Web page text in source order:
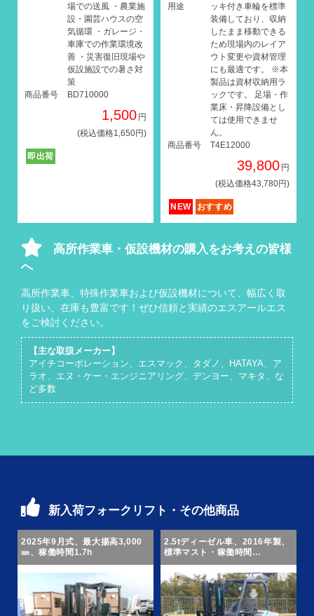
場での送風 ・農業施
設・園芸ハウスの空
気循環 ・ガレージ・
車庫での作業環境改
善 ・災害復旧現場や
仮設施設での暑さ対
策
商品番号
BD710000
1,500 円
(税込価格1,650円)
即出荷
用途
ッキ付き車輪を標準
装備しており、収納
したまま移動できる
ため現場内のレイア
ウト変更や資材管理
にも最適です。 ※本
製品は資材収納用ラ
ックです。 足場・作
業床・昇降設備とし
ては使用できませ
ん。
商品番号
T4E12000
39,800 円
(税込価格43,780円)
NEW おすすめ
高所作業車・仮設機材の購入をお考えの皆様
へ
高所作業車、特殊作業車および仮設機材について、幅広く取
り扱い、在庫も豊富です！ぜひ信頼と実績のエスアールエス
をご検討ください。
【主な取扱メーカー】
アイチコーポレーション、エスマック、タダノ、HATAYA、ア
ラオ、エヌ・ケー・エンジニアリング、デンヨー、マキタ、な
ど多数
新入荷フォークリフト・その他商品
2025年9月式、最大揚高3,000
㎜、稼働時間1.7h
2.5tディーゼル車、2016年製、
標準マスト・稼働時間